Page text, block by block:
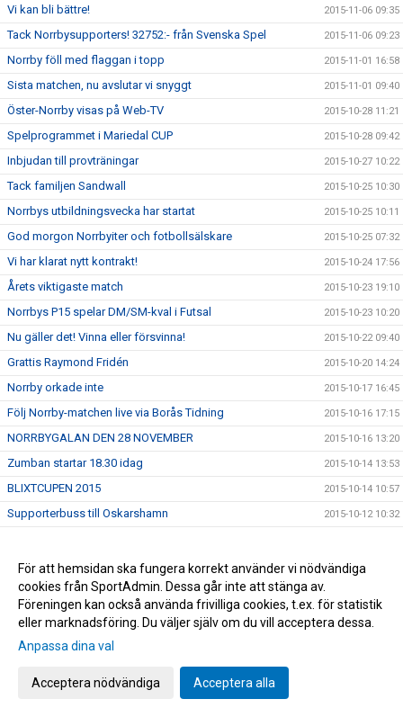
Vi kan bli bättre! 2015-11-06 09:35
Tack Norrbysupporters! 32752:- från Svenska Spel 2015-11-06 09:23
Norrby föll med flaggan i topp 2015-11-01 16:58
Sista matchen, nu avslutar vi snyggt 2015-11-01 09:40
Öster-Norrby visas på Web-TV 2015-10-28 11:21
Spelprogrammet i Mariedal CUP 2015-10-28 09:42
Inbjudan till provträningar 2015-10-27 10:22
Tack familjen Sandwall 2015-10-25 10:30
Norrbys utbildningsvecka har startat 2015-10-25 10:11
God morgon Norrbyiter och fotbollsälskare 2015-10-25 07:32
Vi har klarat nytt kontrakt! 2015-10-24 17:56
Årets viktigaste match 2015-10-23 19:10
Norrbys P15 spelar DM/SM-kval i Futsal 2015-10-23 10:20
Nu gäller det! Vinna eller försvinna! 2015-10-22 09:40
Grattis Raymond Fridén 2015-10-20 14:24
Norrby orkade inte 2015-10-17 16:45
Följ Norrby-matchen live via Borås Tidning 2015-10-16 17:15
NORRBYGALAN DEN 28 NOVEMBER 2015-10-16 13:20
Zumban startar 18.30 idag 2015-10-14 13:53
BLIXTCUPEN 2015 2015-10-14 10:57
Supporterbuss till Oskarshamn 2015-10-12 10:32
Ny rysar-match 2015-10-08 11:48
Öppen träning 2015-10-07 22:58
U17 och U19 kvalspelar samt deltar i Ligacupen 2015-10-07 22:06
Inbjudan-Inspirationsträff
För stora siffror
För att hemsidan ska fungera korrekt använder vi nödvändiga
cookies från SportAdmin. Dessa går inte att stänga av.
Föreningen kan också använda frivilliga cookies, t.ex. för statistik
eller marknadsföring. Du väljer själv om du vill acceptera dessa.
Anpassa dina val
Acceptera nödvändiga Acceptera alla